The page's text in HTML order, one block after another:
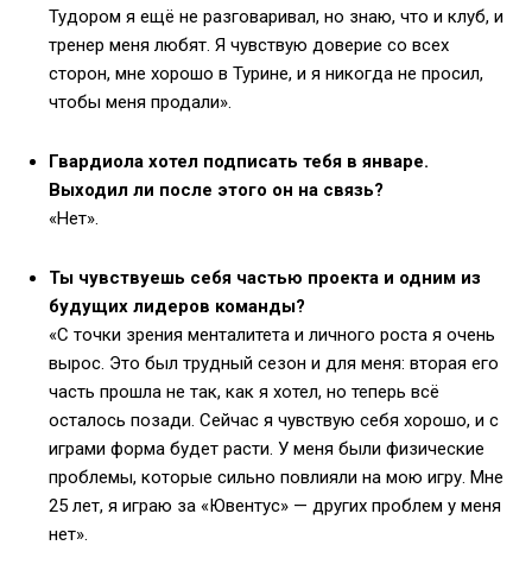
Тудором я ещё не разговаривал, но знаю, что и клуб, и
тренер меня любят. Я чувствую доверие со всех
сторон, мне хорошо в Турине, и я никогда не просил,
чтобы меня продали».
Гвардиола хотел подписать тебя в январе.
Выходил ли после этого он на связь?
«Нет».
Ты чувствуешь себя частью проекта и одним из
будущих лидеров команды?
«С точки зрения менталитета и личного роста я очень
вырос. Это был трудный сезон и для меня: вторая его
часть прошла не так, как я хотел, но теперь всё
осталось позади. Сейчас я чувствую себя хорошо, и с
играми форма будет расти. У меня были физические
проблемы, которые сильно повлияли на мою игру. Мне
25 лет, я играю за «Ювентус» — других проблем у меня
нет».